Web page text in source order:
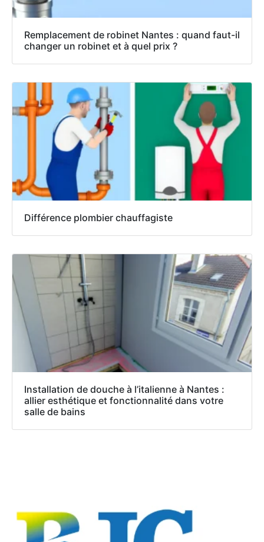
Remplacement de robinet Nantes : quand faut-il
changer un robinet et à quel prix ?
Différence plombier chauffagiste
Installation de douche à l’italienne à Nantes :
allier esthétique et fonctionnalité dans votre
salle de bains